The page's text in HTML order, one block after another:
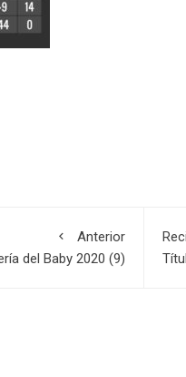
Anterior
del Baby 2020 (9)